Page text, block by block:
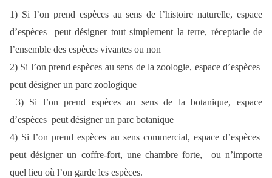
1) Si l’on prend espèces au sens de l’histoire naturelle, espace
d’espèces peut désigner tout simplement la terre, réceptacle de
l’ensemble des espèces vivantes ou non
2) Si l’on prend espèces au sens de la zoologie, espace d’espèces
peut désigner un parc zoologique
3) Si l’on prend espèces au sens de la botanique, espace
d’espèces peut désigner un parc botanique
4) Si l’on prend espèces au sens commercial, espace d’espèces
peut désigner un coffre-fort, une chambre forte, ou n’importe
quel lieu où l’on garde les espèces.